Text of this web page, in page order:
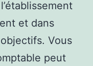
et dans
Vous
peut